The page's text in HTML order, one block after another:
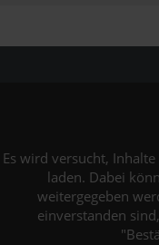
Es wird versucht, Inhalte
laden. Dabei
weitergegeben
einverstanden